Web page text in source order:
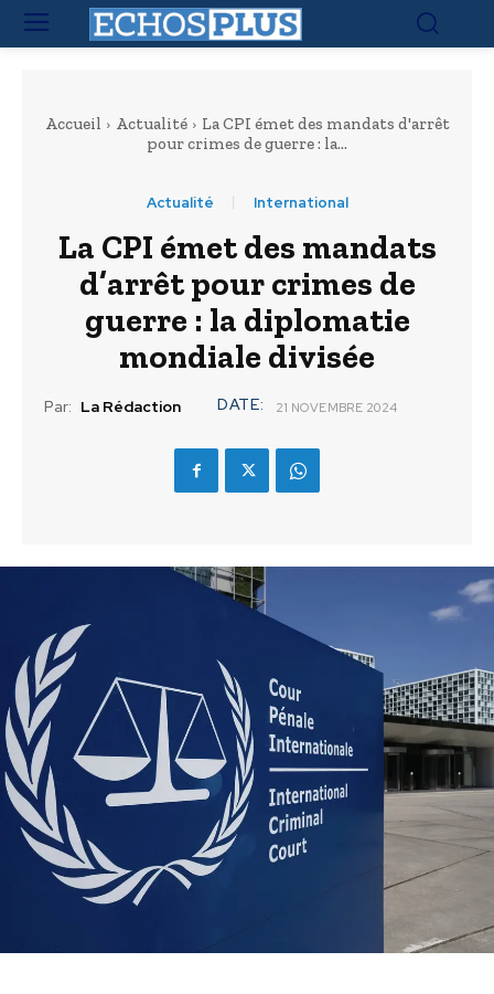
Accueil Actualité
La CPI émet des mandats d'arrêt
pour crimes de guerre : la...
Actualité International
La CPI émet des mandats
d’arrêt pour crimes de
guerre : la diplomatie
mondiale divisée
Par: La Rédaction DATE: 21 NOVEMBRE 2024